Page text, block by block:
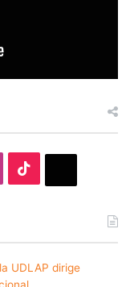
UDLAP dirige